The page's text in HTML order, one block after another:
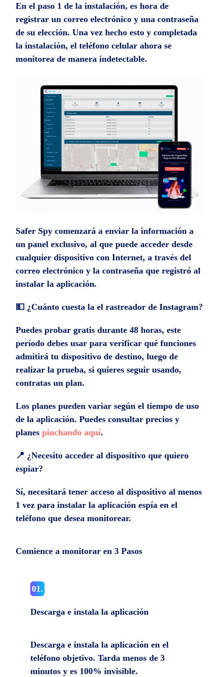
En el paso 1 de la instalación, es hora de
registrar un correo electrónico y una contraseña
de su elección. Una vez hecho esto y completada
la instalación, el teléfono celular ahora se
monitorea de manera indetectable.
Safer Spy comenzará a enviar la información a
un panel exclusivo, al que puede acceder desde
cualquier dispositivo con Internet, a través del
correo electrónico y la contraseña que registró al
instalar la aplicación.
💵 ¿Cuánto cuesta la el rastreador de Instagram?
Puedes probar gratis durante 48 horas, este
período debes usar para verificar qué funciones
admitirá tu dispositivo de destino, luego de
realizar la prueba, si quieres seguir usando,
contratas un plan.
Los planes pueden variar según el tiempo de uso
de la aplicación. Puedes consultar precios y
planes pinchando aquí.
📍 ¿Necesito acceder al dispositivo que quiero
espiar?
Sí, necesitará tener acceso al dispositivo al menos
1 vez para instalar la aplicación espía en el
teléfono que desea monitorear.
Comience a monitorar en 3 Pasos
01.
Descarga e instala la aplicación
Descarga e instala la aplicación en el
teléfono objetivo. Tarda menos de 3
minutos y es 100% invisible.